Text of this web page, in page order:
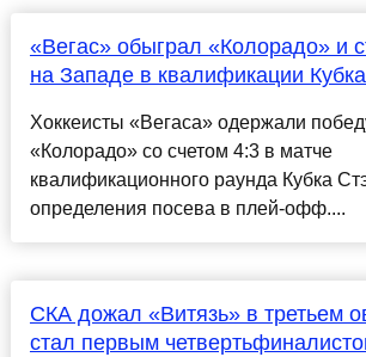
«Вегас» обыграл «Колорадо» и
на Западе в квалификации
Хоккеисты «Вегаса» одержали
«Колорадо» со счетом 4:3 в матче
квалификационного раунда Кубка
определения посева в плей-офф....
СКА дожал «Витязь» в третьем
стал первым